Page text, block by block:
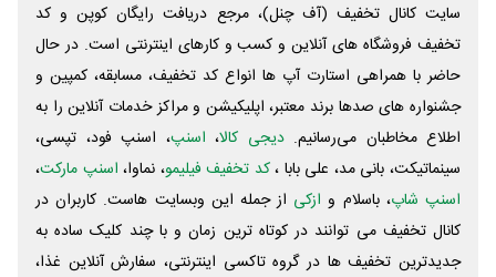
سایت کانال تخفیف (آف چنل)، مرجع دریافت رایگان کوپن و کد
تخفیف فروشگاه های آنلاین و کسب و‌ کارهای اینترنتی است. در حال
حاضر با همراهی استارت آپ ها انواع کد تخفیف، مسابقه، کمپین و
جشنواره های صدها برند معتبر، اپلیکیشن و مراکز خدمات آنلاین را به
اطلاع مخاطبان می‌رسانیم. دیجی کالا، اسنپ، اسنپ فود، تپسی،
سینماتیکت، بانی مد، علی‌ بابا ،کد تخفیف فیلیمو، نماوا، اسنپ مارکت،
اسنپ شاپ، باسلام و ازکی از جمله این وبسایت ‌هاست. کاربران در
کانال تخفیف می توانند در کوتاه ترین زمان و با چند کلیک ساده به
جدیدترین تخفیف ها در گروه تاکسی اینترنتی، سفارش آنلاین غذا،